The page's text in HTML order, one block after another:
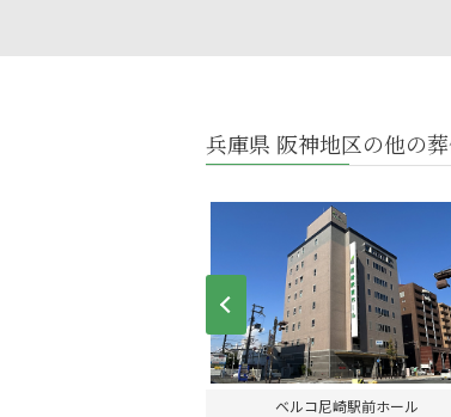
兵庫県 阪神地区の他の
ベルコ尼崎駅前ホール